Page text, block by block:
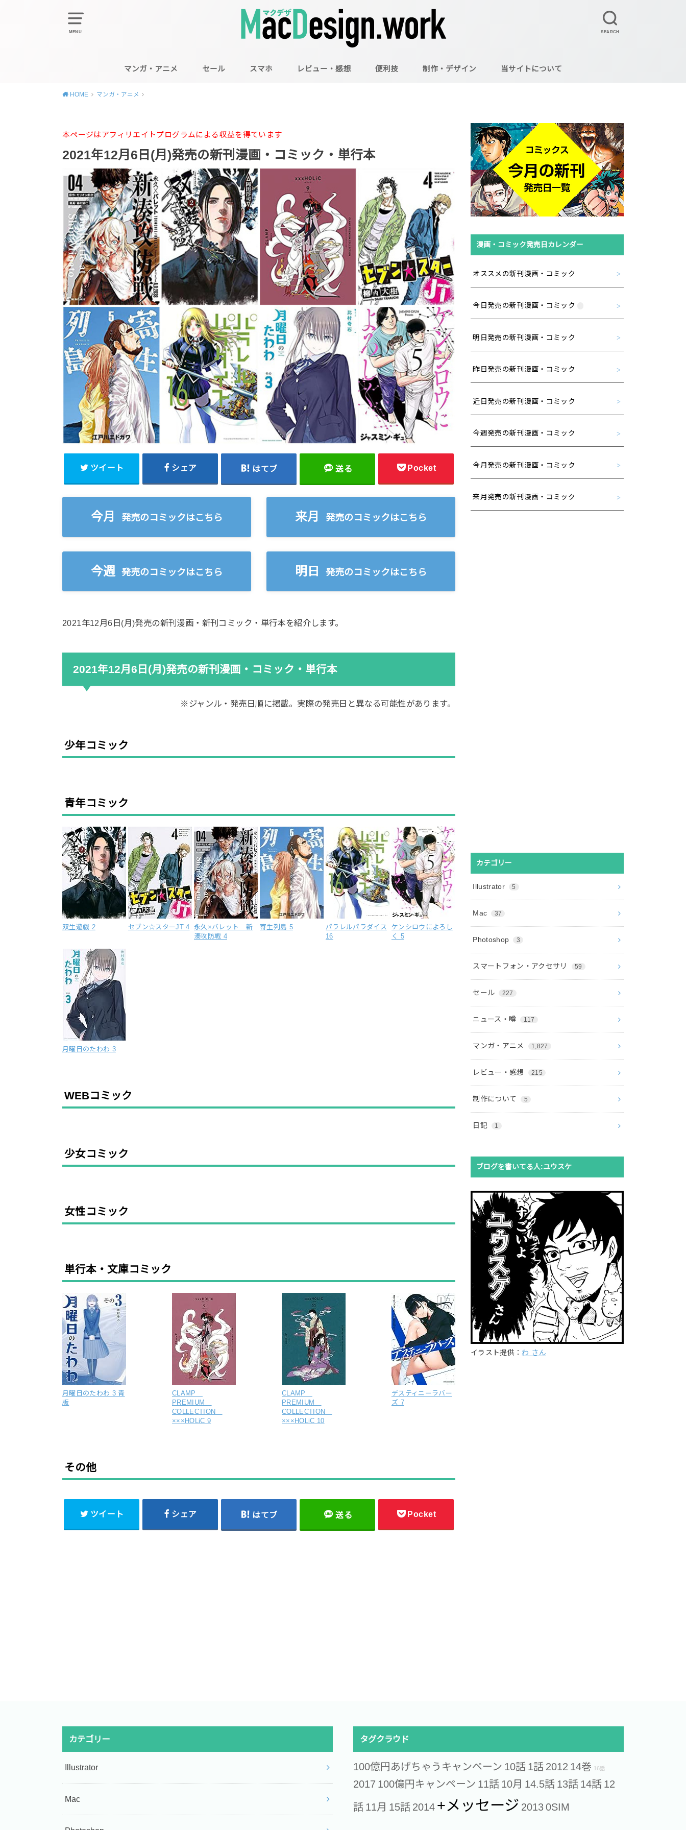
MENU SEARCH
マンガ・アニメ セール スマホ レビュー・感想 便利技 制作・デザイン 当サイトについて
HOME マンガ・アニメ
本ページはアフィリエイトプログラムによる収益を得ています
2021年12月6日(月)発売の新刊漫画・コミック・単行本
ツイート シェア はてブ 送る Pocket
今月 発売のコミックはこちら 来月 発売のコミックはこちら
今週 発売のコミックはこちら 明日 発売のコミックはこちら
2021年12月6日(月)発売の新刊漫画・新刊コミック・単行本を紹介します。
2021年12月6日(月)発売の新刊漫画・コミック・単行本
※ジャンル・発売日順に掲載。実際の発売日と異なる可能性があります。
少年コミック
青年コミック
双生遊戯 2 セブン☆スターJT 4 永久×バレット 新
湊攻防戦 4
寄生列島 5
パラレルパラダイス
16
ケンシロウによろし
く 5
月曜日のたわわ 3
WEBコミック
少女コミック
女性コミック
単行本・文庫コミック
月曜日のたわわ 3 青
版
CLAMP
PREMIUM
COLLECTION
×××HOLiC 9
CLAMP
PREMIUM
COLLECTION
×××HOLiC 10
デスティニーラバー
ズ 7
その他
ツイート シェア はてブ 送る Pocket
漫画・コミック発売日カレンダー
オススメの新刊漫画・コミック
今日発売の新刊漫画・コミック
明日発売の新刊漫画・コミック
昨日発売の新刊漫画・コミック
近日発売の新刊漫画・コミック
今週発売の新刊漫画・コミック
今月発売の新刊漫画・コミック
来月発売の新刊漫画・コミック
カテゴリー
Illustrator 5
Mac 37
Photoshop 3
スマートフォン・アクセサリ 59
セール 227
ニュース・噂 117
マンガ・アニメ 1,827
レビュー・感想 215
制作について 5
日記 1
ブログを書いてる人:ユウスケ
イラスト提供： わ さん
カテゴリー
Illustrator
Mac
タグクラウド
100億円あげちゃうキャンペーン 10話 1話 2012 14巻 16話
2017 100億円キャンペーン 11話 10月 14.5話 13話 14話 12
話 11月 15話 2014 +メッセージ 20130SIM